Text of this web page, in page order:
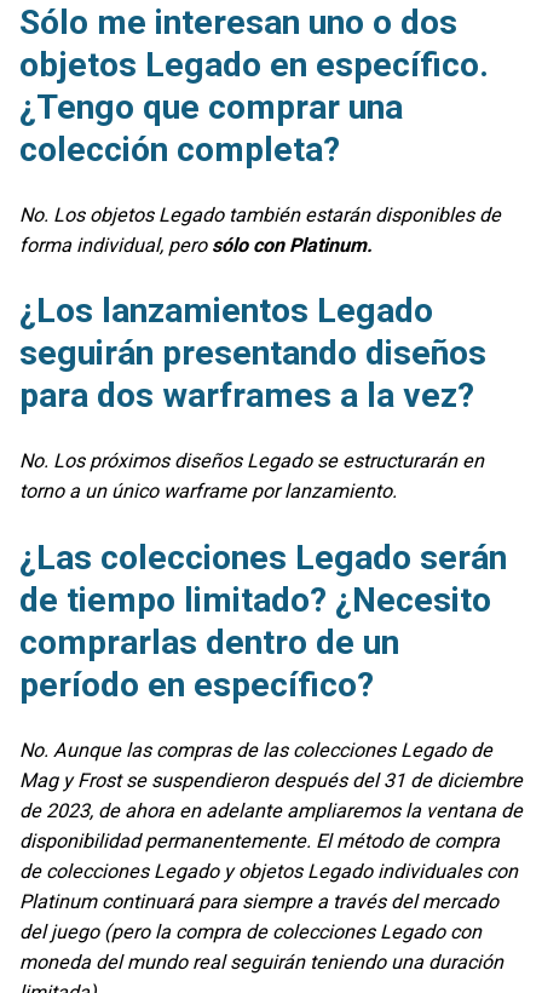
Sólo me interesan uno o dos
objetos Legado en específico.
¿Tengo que comprar una
colección completa?
No. Los objetos Legado también estarán disponibles de
forma individual, pero sólo con Platinum.
¿Los lanzamientos Legado
seguirán presentando diseños
para dos warframes a la vez?
No. Los próximos diseños Legado se estructurarán en
torno a un único warframe por lanzamiento.
¿Las colecciones Legado serán
de tiempo limitado? ¿Necesito
comprarlas dentro de un
período en específico?
No. Aunque las compras de las colecciones Legado de
Mag y Frost se suspendieron después del 31 de diciembre
de 2023, de ahora en adelante ampliaremos la ventana de
disponibilidad permanentemente. El método de compra
de colecciones Legado y objetos Legado individuales con
Platinum continuará para siempre a través del mercado
del juego (pero la compra de colecciones Legado con
moneda del mundo real seguirán teniendo una duración